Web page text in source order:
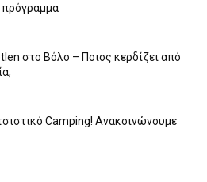
πρόγραμμα
στο Βόλο – Ποιος κερδίζει από
Camping! Ανακοινώνουμε